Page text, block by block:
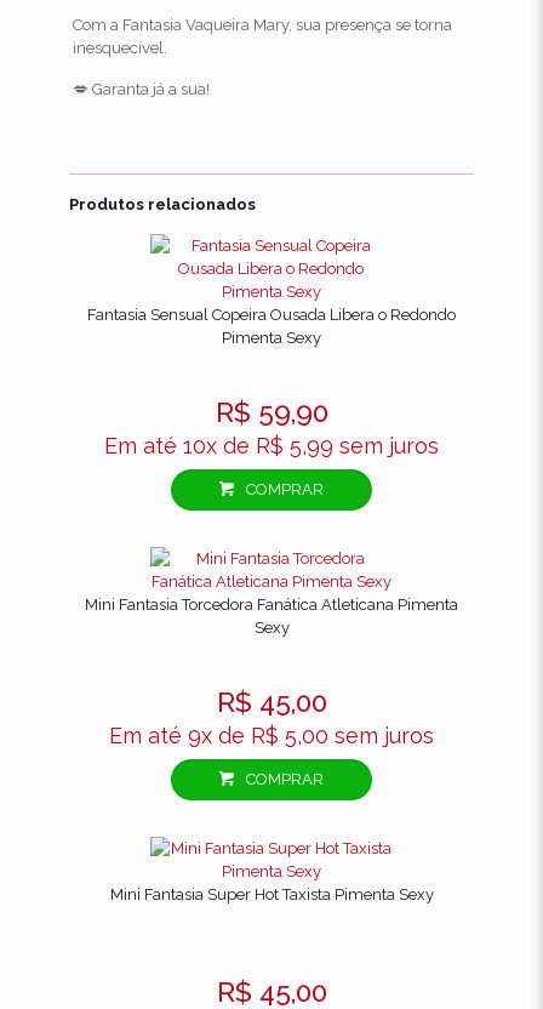
Com a Fantasia Vaqueira Mary, sua presença se torna
inesquecível.
💋 Garanta já a sua!
Seja o primeiro a avaliar “Fantasia
Sensual Vaqueira Mary Pimenta
Sexy – Charme, Ousadia e
obrigatórios são marcados com*
Nome*
Salvar meus dados neste navegador para a
próxima vez que eu comentar.
Produtos relacionados
Fantasia Sensual Copeira Ousada Libera o Redondo
Pimenta Sexy
R$ 59,90
Em até 10x de R$ 5,99 sem juros
COMPRAR
Mini Fantasia Torcedora Fanática Atleticana Pimenta
Sexy
R$ 45,00
Em até 9x de R$ 5,00 sem juros
COMPRAR
Mini Fantasia Super Hot Taxista Pimenta Sexy
R$ 45,00